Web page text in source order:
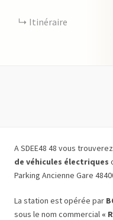
Itinéraire
A SDEE48 48 vous
de véhicules électriques
Parking Ancienne Gare
La station est opérée par
sous le nom commercial «